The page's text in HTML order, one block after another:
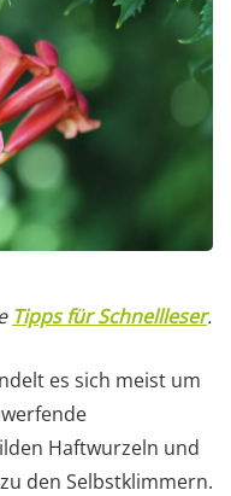
Tipps für Schnellleser.
es sich meist um
Haftwurzeln und
den Selbstklimmern.